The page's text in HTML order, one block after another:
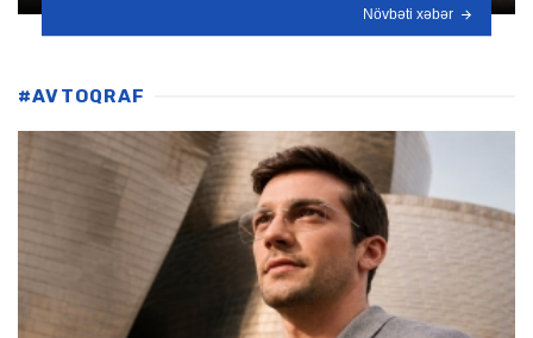
Növbəti xəbər
#AVTOQRAF